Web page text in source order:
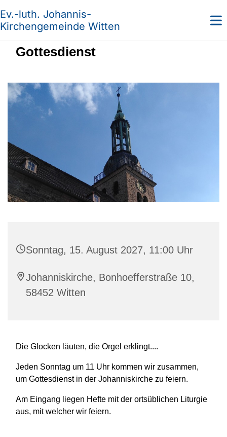
Ev.-luth. Johannis-
Kirchengemeinde Witten
Gottesdienst
Sonntag, 15. August 2027, 11:00 Uhr
Johanniskirche, Bonhoefferstraße 10,
58452 Witten
Die Glocken läuten, die Orgel erklingt....
Jeden Sonntag um 11 Uhr kommen wir zusammen,
um Gottesdienst in der Johanniskirche zu feiern.
Am Eingang liegen Hefte mit der ortsüblichen Liturgie
aus, mit welcher wir feiern.